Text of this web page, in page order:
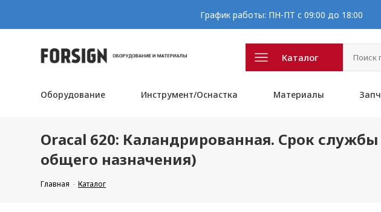
График работы: ПН-ПТ с 09:00 до 18:00
Каталог
Оборудование Инструмент/Оснастка Материалы
Oracal 620: Каландрированная. Срок
общего назначения)
Главная Каталог